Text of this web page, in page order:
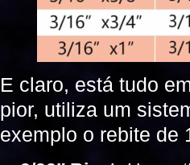
E claro, está tudo
pior, utiliza um
exemplo o rebite de